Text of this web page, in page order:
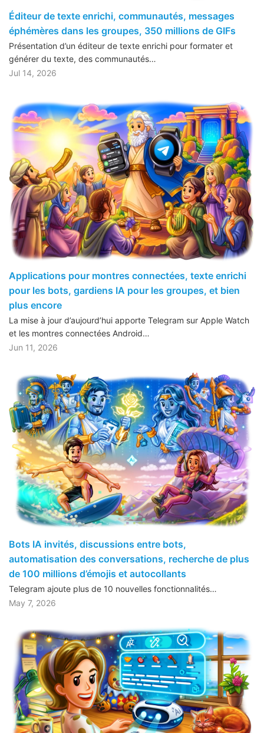
Éditeur de texte enrichi, communautés, messages
éphémères dans les groupes, 350 millions de GIFs
Présentation d’un éditeur de texte enrichi pour formater et
générer du texte, des communautés…
Jul 14, 2026
Applications pour montres connectées, texte enrichi
pour les bots, gardiens IA pour les groupes, et bien
plus encore
La mise à jour d’aujourd’hui apporte Telegram sur Apple Watch
et les montres connectées Android…
Jun 11, 2026
Bots IA invités, discussions entre bots,
automatisation des conversations, recherche de plus
de 100 millions d’émojis et autocollants
Telegram ajoute plus de 10 nouvelles fonctionnalités…
May 7, 2026